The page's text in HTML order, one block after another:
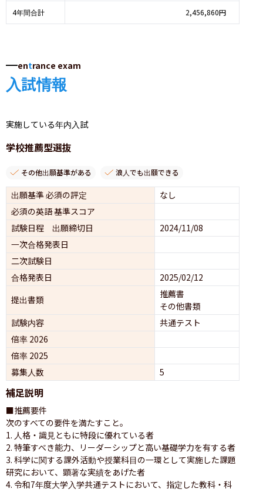
4年間合計 2,456,860円
entrance exam
入試情報
実施している年内入試
学校推薦型選抜
その他出願基準がある 浪人でも出願できる
出願基準 必須の評定
なし
必須の英語 基準スコア
試験日程 出願締切日
2024/11/08
一次合格発表日
二次試験日
合格発表日
2025/02/12
提出書類
推薦書
その他書類
試験内容
共通テスト
倍率 2026
倍率 2025
募集人数
5
補足説明
■推薦要件
次のすべての要件を満たすこと。
1. 人格・識見ともに特段に優れている者
2. 特筆すべき能力、リーダーシップと高い基礎学力を有する者
3. 科学に関する課外活動や授業科目の一環として実施した課題
研究において、顕著な実績をあげた者
4. 令和7年度大学入学共通テストにおいて、指定した教科・科